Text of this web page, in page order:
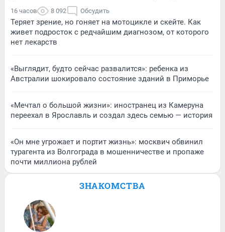
16 часов 8 092 Обсудить
Теряет зрение, но гоняет на мотоцикле и скейте. Как
живет подросток с редчайшим диагнозом, от которого
нет лекарств
«Выглядит, будто сейчас развалится»: ребенка из
Австралии шокировало состояние зданий в Приморье
«Мечтал о большой жизни»: иностранец из Камеруна
переехал в Ярославль и создал здесь семью — история
«Он мне угрожает и портит жизнь»: москвич обвинил
турагента из Волгограда в мошенничестве и пропаже
почти миллиона рублей
ЗНАКОМСТВА